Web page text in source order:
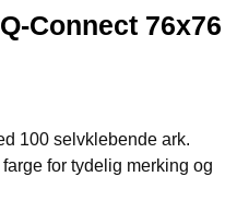
Connect 76x76
100 selvklebende ark.
for tydelig merking og